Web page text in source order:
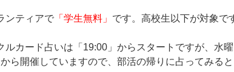
ンティアで 「学生無料」 です。高校生以下が対象で
ルカード占いは「19:00」からスタートですが、水
ら開催していますので、部活の帰りに占ってみる